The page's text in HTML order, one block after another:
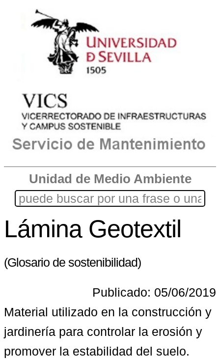
Unidad de Medio Ambiente
Lámina Geotextil
(Glosario de sostenibilidad)
Publicado: 05/06/2019
Material utilizado en la construcción y
jardinería para controlar la erosión y
promover la estabilidad del suelo.